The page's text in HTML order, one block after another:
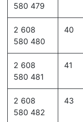
580 479
2 608
580 480
40
2 608
580 481
41
2 608
580 482
43